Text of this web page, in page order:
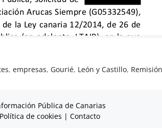
,empresas, Gourié, León y Castillo,
Pública de Canarias
Política de cookies | Contacto